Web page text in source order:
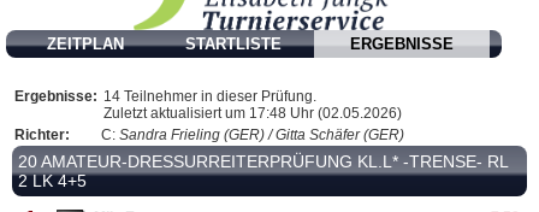
ZEITPLAN STARTLISTE ERGEBNISSE
Ergebnisse: 14 Teilnehmer in dieser Prüfung.
Zuletzt aktualisiert um 17:48 Uhr (02.05.2026)
Richter:
C: Sandra Frieling (GER) / Gitta Schäfer (GER)
20 AMATEUR-DRESSURREITERPRÜFUNG KL.L* -TRENSE- RL
2 LK 4+5